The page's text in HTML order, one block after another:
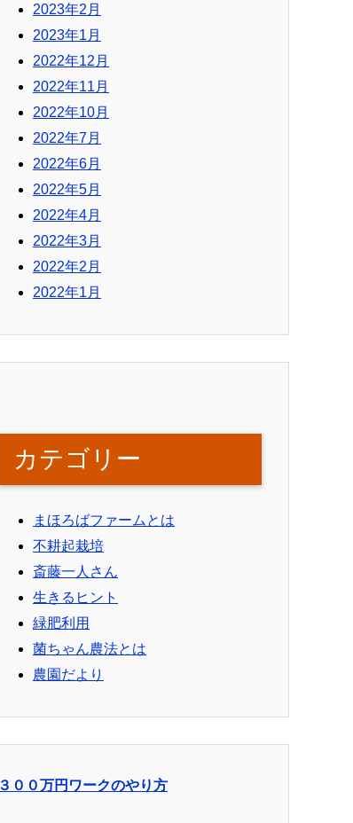
2023年2月
2023年1月
2022年12月
2022年11月
2022年10月
2022年7月
2022年6月
2022年5月
2022年4月
2022年3月
2022年2月
2022年1月
カテゴリー
まほろばファームとは
不耕起栽培
斎藤一人さん
生きるヒント
緑肥利用
菌ちゃん農法とは
農園だより
３００万円ワークのやり方